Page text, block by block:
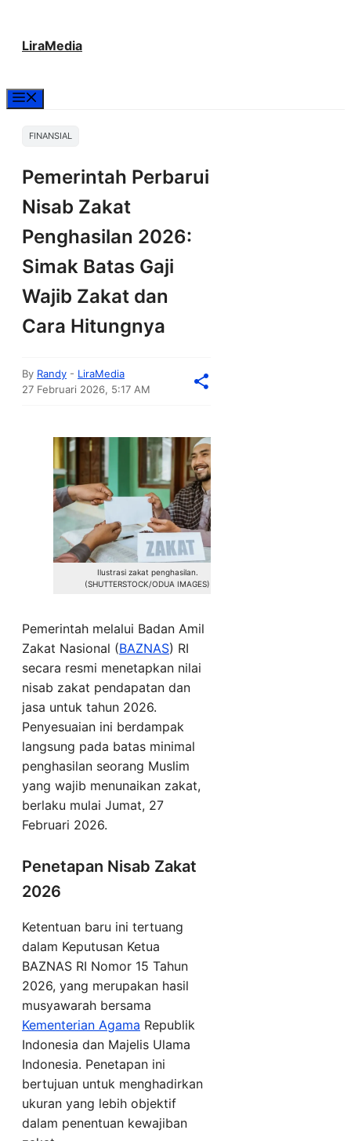
LiraMedia
FINANSIAL
Pemerintah Perbarui
Nisab Zakat
Penghasilan 2026:
Simak Batas Gaji
Wajib Zakat dan
Cara Hitungnya
By Randy - LiraMedia
27 Februari 2026, 5:17 AM
Ilustrasi zakat penghasilan.
(SHUTTERSTOCK/ODUA IMAGES)
Pemerintah melalui Badan Amil
Zakat Nasional (BAZNAS) RI
secara resmi menetapkan nilai
nisab zakat pendapatan dan
jasa untuk tahun 2026.
Penyesuaian ini berdampak
langsung pada batas minimal
penghasilan seorang Muslim
yang wajib menunaikan zakat,
berlaku mulai Jumat, 27
Februari 2026.
Penetapan Nisab Zakat
2026
Ketentuan baru ini tertuang
dalam Keputusan Ketua
BAZNAS RI Nomor 15 Tahun
2026, yang merupakan hasil
musyawarah bersama
Kementerian Agama Republik
Indonesia dan Majelis Ulama
Indonesia. Penetapan ini
bertujuan untuk menghadirkan
ukuran yang lebih objektif
dalam penentuan kewajiban